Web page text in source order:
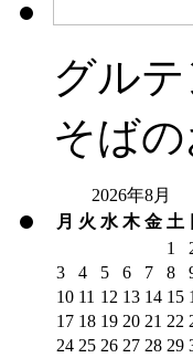
グル
そばの
2026年8月
月 火 水 木 金 土
1
3
4 5 6 7 8
10 11 12 13 14 15
17 18 19 20 21 22
24 25 26 27 28 29